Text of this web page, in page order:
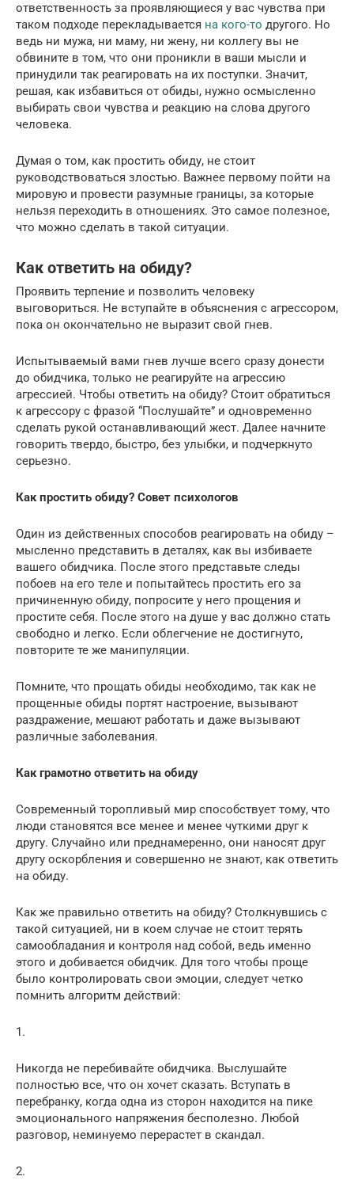
ответственность за проявляющиеся у вас чувства при
таком подходе перекладывается на кого-то другого. Но
ведь ни мужа, ни маму, ни жену, ни коллегу вы не
обвините в том, что они проникли в ваши мысли и
принудили так реагировать на их поступки. Значит,
решая, как избавиться от обиды, нужно осмысленно
выбирать свои чувства и реакцию на слова другого
человека.
Думая о том, как простить обиду, не стоит
руководствоваться злостью. Важнее первому пойти на
мировую и провести разумные границы, за которые
нельзя переходить в отношениях. Это самое полезное,
что можно сделать в такой ситуации.
Как ответить на обиду?
Проявить терпение и позволить человеку
выговориться. Не вступайте в объяснения с агрессором,
пока он окончательно не выразит свой гнев.
Испытываемый вами гнев лучше всего сразу донести
до обидчика, только не реагируйте на агрессию
агрессией. Чтобы ответить на обиду? Стоит обратиться
к агрессору с фразой “Послушайте” и одновременно
сделать рукой останавливающий жест. Далее начните
говорить твердо, быстро, без улыбки, и подчеркнуто
серьезно.
Как простить обиду? Совет психологов
Один из действенных способов реагировать на обиду –
мысленно представить в деталях, как вы избиваете
вашего обидчика. После этого представьте следы
побоев на его теле и попытайтесь простить его за
причиненную обиду, попросите у него прощения и
простите себя. После этого на душе у вас должно стать
свободно и легко. Если облегчение не достигнуто,
повторите те же манипуляции.
Помните, что прощать обиды необходимо, так как не
прощенные обиды портят настроение, вызывают
раздражение, мешают работать и даже вызывают
различные заболевания.
Как грамотно ответить на обиду
Современный торопливый мир способствует тому, что
люди становятся все менее и менее чуткими друг к
другу. Случайно или преднамеренно, они наносят друг
другу оскорбления и совершенно не знают, как ответить
на обиду.
Как же правильно ответить на обиду? Столкнувшись с
такой ситуацией, ни в коем случае не стоит терять
самообладания и контроля над собой, ведь именно
этого и добивается обидчик. Для того чтобы проще
было контролировать свои эмоции, следует четко
помнить алгоритм действий:
1.
Никогда не перебивайте обидчика. Выслушайте
полностью все, что он хочет сказать. Вступать в
перебранку, когда одна из сторон находится на пике
эмоционального напряжения бесполезно. Любой
разговор, неминуемо перерастет в скандал.
2.